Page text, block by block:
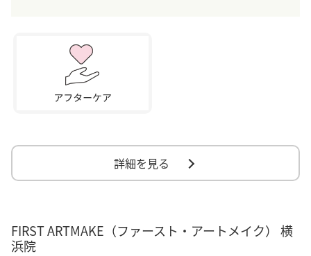
詳細を見る
FIRST ARTMAKE（ファースト・アートメイク） 横
浜院